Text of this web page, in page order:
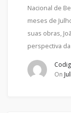
Nacional de
meses de
suas obras,
perspectiva
On